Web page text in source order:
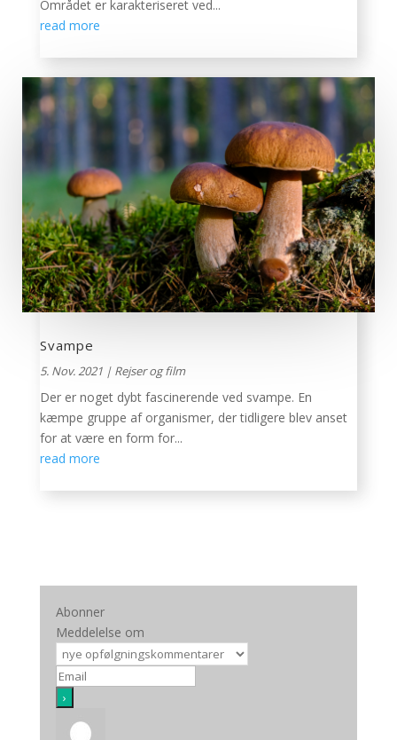
Området er karakteriseret ved...
read more
Svampe
5. Nov. 2021| Rejser og film
Der er noget dybt fascinerende ved svampe. En
kæmpe gruppe af organismer, der tidligere blev anset
for at være en form for...
read more
Abonner
Meddelelse om